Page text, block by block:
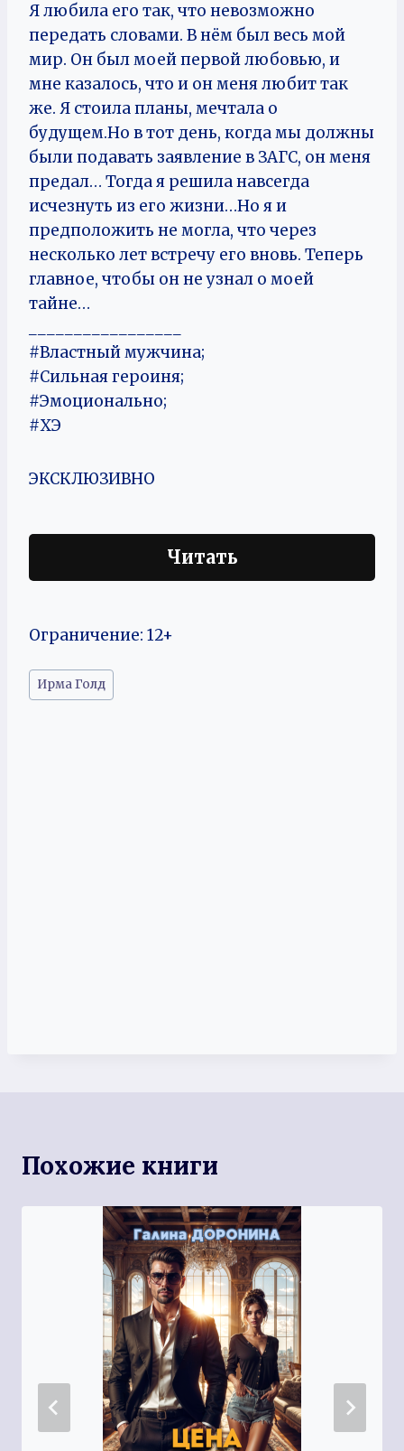
Я любила его так, что невозможно
передать словами. В нём был весь мой
мир. Он был моей первой любовью, и
мне казалось, что и он меня любит так
же. Я стоила планы, мечтала о
будущем.Но в тот день, когда мы должны
были подавать заявление в ЗАГС, он меня
предал… Тогда я решила навсегда
исчезнуть из его жизни…Но я и
предположить не могла, что через
несколько лет встречу его вновь. Теперь
главное, чтобы он не узнал о моей
тайне…
#Властный мужчина;
#Сильная героиня;
#Эмоционально;
#ХЭ
ЭКСКЛЮЗИВНО
Читать
Ограничение: 12+
Метки
записи:
Ирма Голд
Похожие книги